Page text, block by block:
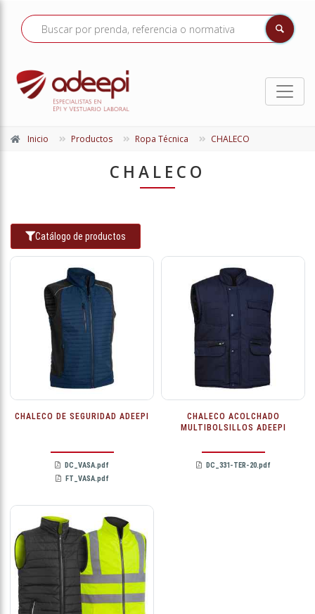
Inicio Productos Ropa Técnica CHALECO
CHALECO
Catálogo de productos
CHALECO DE SEGURIDAD ADEEPI
DC_VASA.pdf
FT_VASA.pdf
CHALECO ACOLCHADO
MULTIBOLSILLOS ADEEPI
DC_331-TER-20.pdf